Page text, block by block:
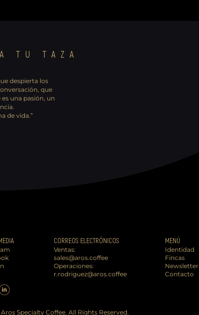
TU TAZA
despierta los
que
una pasión, un
de vida.”
CORREOS ELECTRÓNICOS
Ventas:
sales@aros.coffee
Operaciones:
r.rodriguez@aros.coffee
MENÚ
Identidad
Fincas
Newsletter
Contacto
Specialty Coffee. All Rights Reserved.